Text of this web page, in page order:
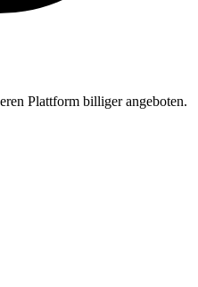
Plattform billiger angeboten.